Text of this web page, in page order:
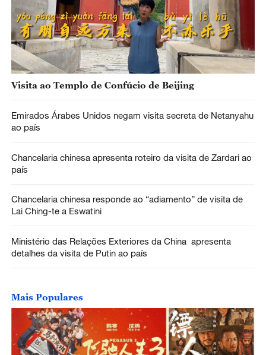
Visita ao Templo de Confúcio de Beijing
Emirados Árabes Unidos negam visita secreta de Netanyahu
ao país
Chancelaria chinesa apresenta roteiro da visita de Zardari ao
país
Chancelaria chinesa responde ao “adiamento” de visita de
Lai Ching-te a Eswatini
Ministério das Relações Exteriores da China apresenta
detalhes da visita de Putin ao país
Mais Populares